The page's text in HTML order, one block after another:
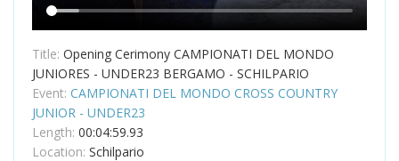
Title: Opening Cerimony CAMPIONATI DEL MONDO
JUNIORES - UNDER23 BERGAMO - SCHILPARIO
Event: CAMPIONATI DEL MONDO CROSS COUNTRY
JUNIOR - UNDER23
Length: 00:04:59.93
Location: Schilpario